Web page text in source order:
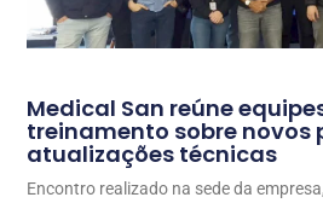
Medical San reúne
treinamento sobre novos
atualizações técnicas
Encontro realizado na sede da